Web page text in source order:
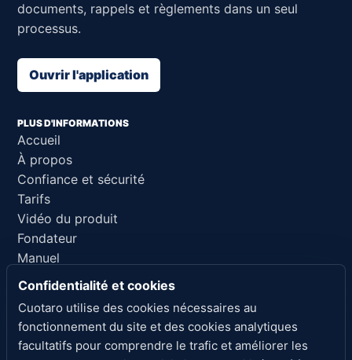
documents, rappels et règlements dans un seul
processus.
Ouvrir l'application
PLUS D'INFORMATIONS
Accueil
À propos
Confiance et sécurité
Tarifs
Vidéo du produit
Fondateur
Manuel
Support
LIENS LÉGAUX
Confidentialité
Confidentialité et cookies
Cuotaro utilise des cookies nécessaires au
fonctionnement du site et des cookies analytiques
facultatifs pour comprendre le trafic et améliorer les